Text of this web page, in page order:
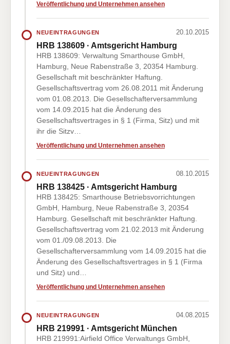
Veröffentlichung und Unternehmen ansehen
NEUEINTRAGUNGEN 20.10.2015
HRB 138609 · Amtsgericht Hamburg
HRB 138609: Verwaltung Smarthouse GmbH,
Hamburg, Neue Rabenstraße 3, 20354 Hamburg.
Gesellschaft mit beschränkter Haftung.
Gesellschaftsvertrag vom 26.08.2011 mit Änderung
vom 01.08.2013. Die Gesellschafterversammlung
vom 14.09.2015 hat die Änderung des
Gesellschaftsvertrages in § 1 (Firma, Sitz) und mit
ihr die Sitzv…
Veröffentlichung und Unternehmen ansehen
NEUEINTRAGUNGEN 08.10.2015
HRB 138425 · Amtsgericht Hamburg
HRB 138425: Smarthouse Betriebsvorrichtungen
GmbH, Hamburg, Neue Rabenstraße 3, 20354
Hamburg. Gesellschaft mit beschränkter Haftung.
Gesellschaftsvertrag vom 21.02.2013 mit Änderung
vom 01./09.08.2013. Die
Gesellschafterversammlung vom 14.09.2015 hat die
Änderung des Gesellschaftsvertrages in § 1 (Firma
und Sitz) und…
Veröffentlichung und Unternehmen ansehen
NEUEINTRAGUNGEN 04.08.2015
HRB 219991 · Amtsgericht München
HRB 219991:Airfield Office Verwaltungs GmbH,